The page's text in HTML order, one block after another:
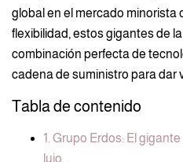
global en el mercado minorista
flexibilidad, estos gigantes de
combinación perfecta de
cadena de suministro para dar
Tabla de contenido
1. Grupo Erdos: El
lujo.